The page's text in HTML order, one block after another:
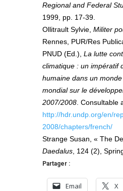
Regional and Federal
1999, pp. 17-39.
Ollitrault Sylvie, Militer
Rennes, PUR/Res
PNUD (Ed.), La lutte
climatique : un impératif
humaine dans un
mondial sur le
2007/2008 . Consultable
http://hdr.undp.org/en/
2008/chapters/french/
Strange Susan, « The
Daedalus , 124 (2),
Partager :
Email X